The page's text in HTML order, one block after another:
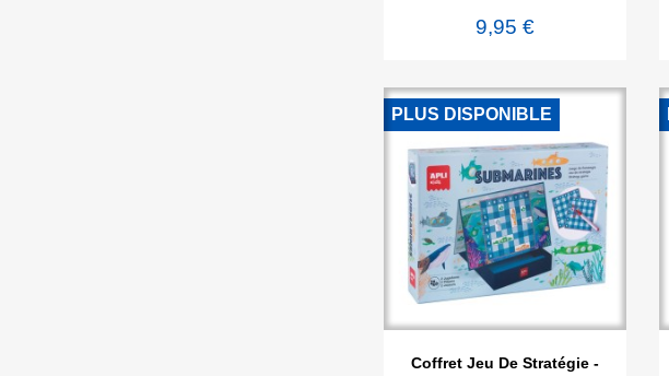
9,95 €
 Aperçu rapide
Coffret Jeu De Stratégie -
PLUS DISPONIBLE